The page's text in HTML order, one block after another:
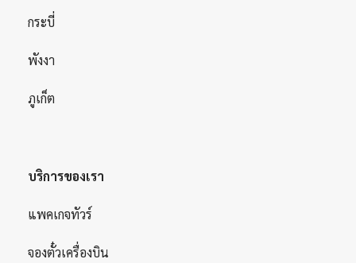
กระบี่
พังงา
ภูเก็ต
บริการของเรา
แพคเกจทัวร์
จองตั๋วเครื่องบิน